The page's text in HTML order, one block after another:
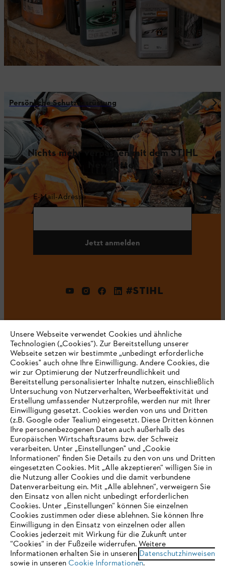
Persönliche Schutzausrüstung
Nichts mehr verpassen mit dem STIHL
Newsletter
E-Mail-Adresse
Jetzt anmelden
#STIHL
Unternehmen
Häufig gestellte Fragen
Support
Datenschutz Impressum Cookies
Rechtliche Informationen
IHR BROWSER WIRD NICHT
UNTERSTÜTZT
Sie nutzen einen Browser, den wir noch nicht unterstützen. Für
eine optimale Nutzung unserer Seite empfehlen wir Ihnen, zu
einem der folgenden Browser zu wechseln:
Unsere Webseite verwendet Cookies und ähnliche
Technologien („Cookies“). Zur Bereitstellung unserer
Webseite setzen wir bestimmte „unbedingt erforderliche
Cookies" auch ohne Ihre Einwilligung. Andere Cookies, die
wir zur Optimierung der Nutzerfreundlichkeit und
Bereitstellung personalisierter Inhalte nutzen, einschließlich
Untersuchung von Nutzerverhalten, Werbeeffektivität und
Erstellung umfassender Nutzerprofile, werden nur mit Ihrer
Einwilligung gesetzt. Cookies werden von uns und Dritten
(z.B. Google oder Tealium) eingesetzt. Diese Dritten können
Ihre personenbezogenen Daten auch außerhalb des
Europäischen Wirtschaftsraums bzw. der Schweiz
verarbeiten. Unter „Einstellungen" und „Cookie
Informationen“ finden Sie Details zu den von uns und Dritten
eingesetzten Cookies. Mit „Alle akzeptieren“ willigen Sie in
die Nutzung aller Cookies und die damit verbundene
Datenverarbeitung ein. Mit „Alle ablehnen“, verweigern Sie
den Einsatz von allen nicht unbedingt erforderlichen
Cookies. Unter „Einstellungen“ können Sie einzelnen
Cookies zustimmen oder diese ablehnen. Sie können Ihre
Einwilligung in den Einsatz von einzelnen oder allen
Cookies jederzeit mit Wirkung für die Zukunft unter
“Cookies“ in der Fußzeile widerrufen. Weitere
Informationen erhalten Sie in unseren Datenschutzhinweisen
sowie in unseren Cookie Informationen.